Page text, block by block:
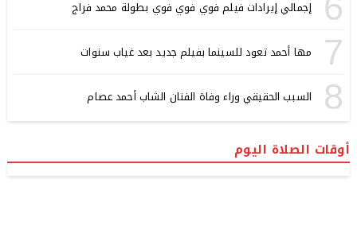
إجمالي إيرادات فيلم فوي فوي فوي بطولة محمد فراج
7 مها أحمد تعود للسينما بفيلم جديد بعد غياب سنوات
8 السبب الحقيقي وراء وفاة الفنان الشاب أحمد عصام
أوقات الصلاة اليوم